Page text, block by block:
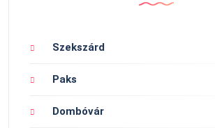
Szekszárd
Paks
Dombóvár